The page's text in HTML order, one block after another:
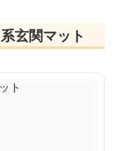
玄関マット